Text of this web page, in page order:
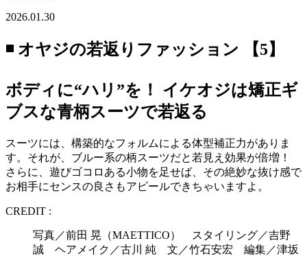
2026.01.30
◾️ オヤジの若返りファッション 【5】
ボディに“ハリ”を！ イケオジは矯正ギ
ブスな青柄スーツで若返る
スーツには、構築的なフォルムによる体型補正力がありま
す。それが、ブルー系の柄スーツだと若見え効果が倍増！
さらに、遊びゴコロある小物を足せば、その絶妙な抜け感で
お相手にセンスの良さもアピールできちゃいますよ。
CREDIT :
写真／前田 晃（MAETTICO） スタイリング／吉野
誠 ヘアメイク／古川 純 文／竹石安宏 編集／津坂